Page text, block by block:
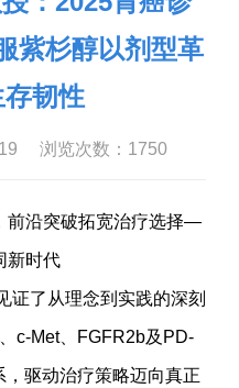
紫杉醇以剂型革
韧性
浏览次数： 1750
沿突破拓宽治疗选择—
新时代
了从理念到实践的深刻
c-Met、FGFR2b及PD-
驱动治疗策略迈向真正